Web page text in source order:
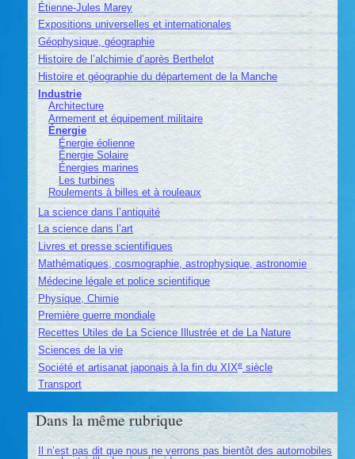
Étienne-Jules Marey
Expositions universelles et internationales
Géophysique, géographie
Histoire de l’alchimie d’après Berthelot
Histoire et géographie du département de la Manche
Industrie
Architecture
Armement et équipement militaire
Énergie
Énergie éolienne
Énergie Solaire
Énergies marines
Les turbines
Roulements à billes et à rouleaux
La science dans l’antiquité
La science dans l’art
Livres et presse scientifiques
Mathématiques, cosmographie, astrophysique, astronomie
Médecine légale et police scientifique
Physique, Chimie
Première guerre mondiale
Recettes Utiles de La Science Illustrée et de La Nature
Sciences de la vie
Société et artisanat japonais à la fin du XIXesiècle
Transport
Dans la même rubrique
Il n’est pas dit que nous ne verrons pas bientôt des automobiles